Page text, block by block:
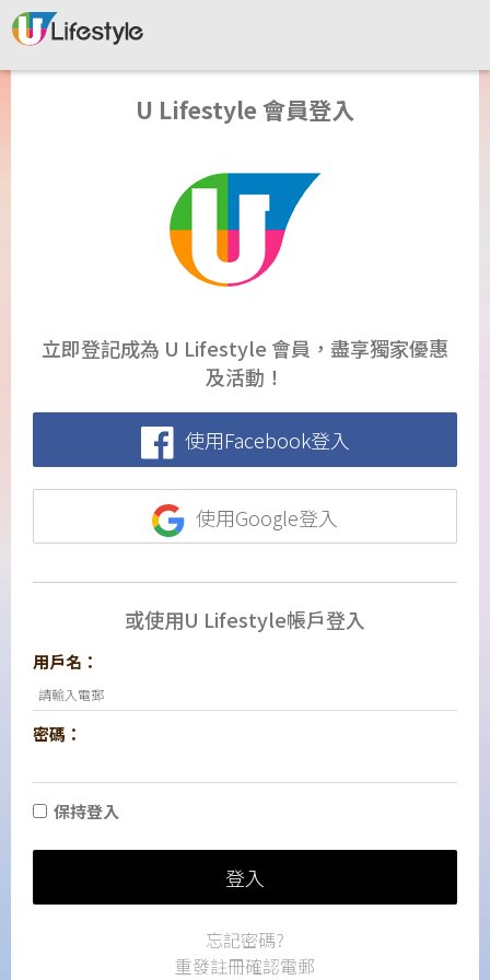
U Lifestyle 會員登入
立即登記成為 U Lifestyle 會員，盡享獨家優惠
及活動！
使用Facebook登入
使用Google登入
或使用U Lifestyle帳戶登入
用戶名：
密碼：
保持登入
登入
忘記密碼?
重發註冊確認電郵